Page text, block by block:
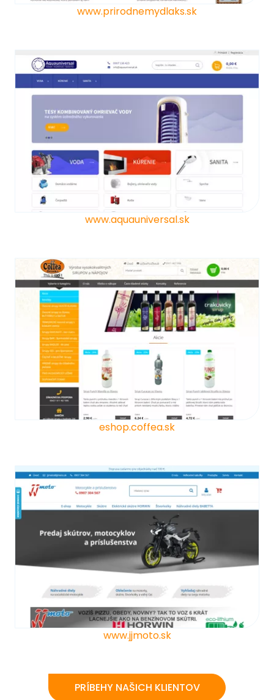
www.prirodnemydlaks.sk
www.aquauniversal.sk
eshop.coffea.sk
www.jjmoto.sk
PRÍBEHY NAŠICH KLIENTOV